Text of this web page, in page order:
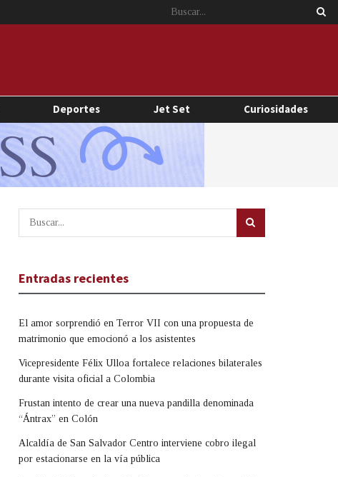
Deportes Jet Set Curiosidades
Entradas recientes
El amor sorprendió en Terror VII con una propuesta de
matrimonio que emocionó a los asistentes
Vicepresidente Félix Ulloa fortalece relaciones bilaterales
durante visita oficial a Colombia
Frustan intento de crear una nueva pandilla denominada
“Ántrax” en Colón
Alcaldía de San Salvador Centro interviene cobro ilegal
por estacionarse en la vía pública